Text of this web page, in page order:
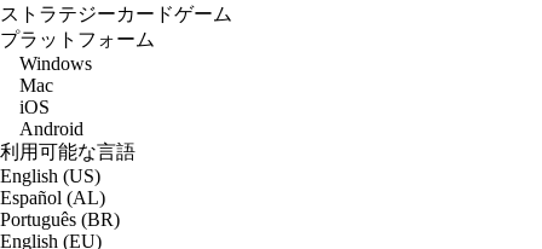
ストラテジーカードゲーム
プラットフォーム
Windows
Mac
iOS
Android
利用可能な言語
English (US)
Español (AL)
Português (BR)
English (EU)